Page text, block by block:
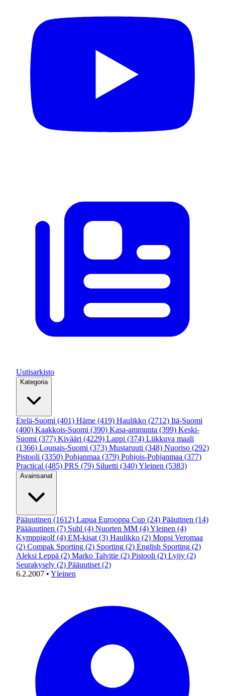
Uutisarkisto
Kategoria
Etelä-Suomi (401) Häme (419) Haulikko (2712) Itä-Suomi
(400) Kaakkois-Suomi (390) Kasa-ammunta (399) Keski-
Suomi (377) Kivääri (4229) Lappi (374) Liikkuva maali
(1366) Lounais-Suomi (373) Mustaruuti (348) Nuoriso (292)
Pistooli (3350) Pohjanmaa (379) Pohjois-Pohjanmaa (377)
Practical (485) PRS (79) Siluetti (340)Yleinen (5383)
Avainsanat
Pääuutinen (1612) Lapua Eurooppa Cup (24) Pääutinen (14)
Päääuutinen (7) Suhl (4) Nuorten MM (4)Yleinen (4)
Kymppigolf (4) EM-kisat (3) Haulikko (2) Mopsi Veromaa
(2) Compak Sporting (2) Sporting (2) English Sporting (2)
Aleksi Leppä (2) Marko Talvitie (2) Pistooli (2) Lyijy (2)
Seurakysely (2) Pääuutiset (2)
6.2.2007 • Yleinen